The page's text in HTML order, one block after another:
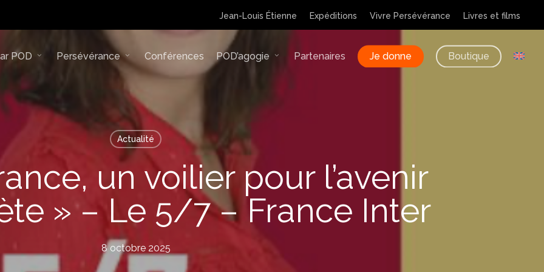
Jean-Louis Étienne Expéditions Vivre Persévérance Livres et films
POD Persévérance Conférences POD’agogie Partenaires Je donne Boutique
Actualité
un voilier pour l’avenir
» – Le 5/7 – France Inter
8 octobre 2025